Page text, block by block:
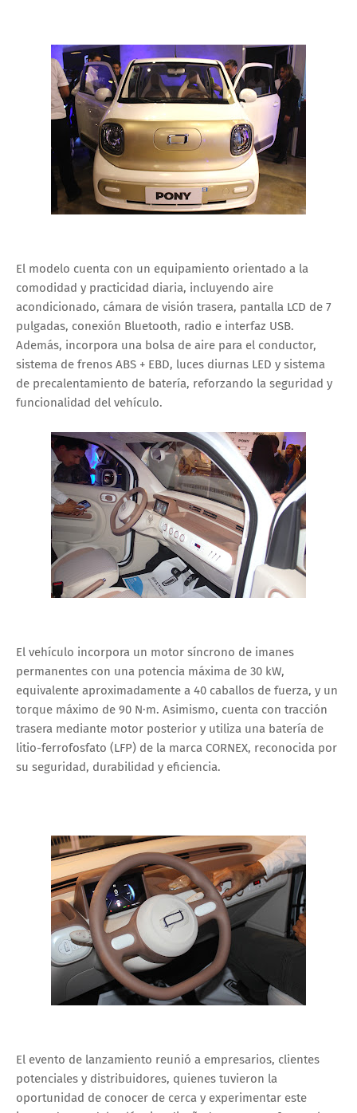
El modelo cuenta con un equipamiento orientado a la
comodidad y practicidad diaria, incluyendo aire
acondicionado, cámara de visión trasera, pantalla LCD de 7
pulgadas, conexión Bluetooth, radio e interfaz USB.
Además, incorpora una bolsa de aire para el conductor,
sistema de frenos ABS + EBD, luces diurnas LED y sistema
de precalentamiento de batería, reforzando la seguridad y
funcionalidad del vehículo.
El vehículo incorpora un motor síncrono de imanes
permanentes con una potencia máxima de 30 kW,
equivalente aproximadamente a 40 caballos de fuerza, y un
torque máximo de 90 N·m. Asimismo, cuenta con tracción
trasera mediante motor posterior y utiliza una batería de
litio-ferrofosfato (LFP) de la marca CORNEX, reconocida por
su seguridad, durabilidad y eficiencia.
El evento de lanzamiento reunió a empresarios, clientes
potenciales y distribuidores, quienes tuvieron la
oportunidad de conocer de cerca y experimentar este